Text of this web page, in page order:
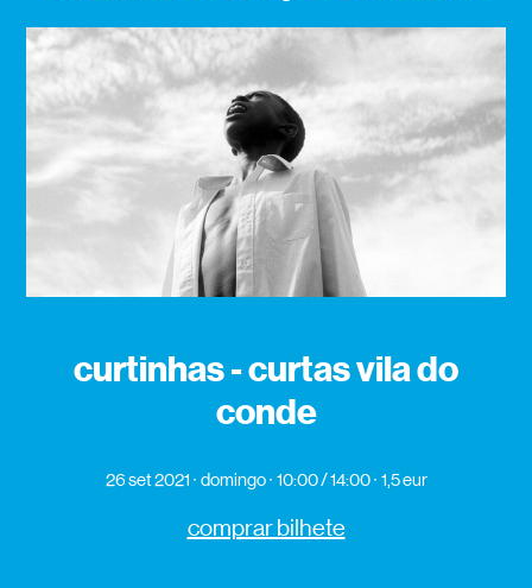
curtinhas - curtas vila do
conde
26 set 2021 domingo 10:00 / 14:00 1,5 eur
comprar bilhete